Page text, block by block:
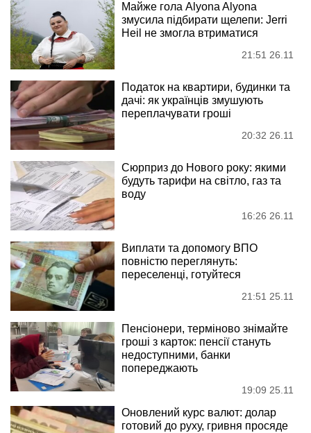
Майже гола Alyona Alyona
змусила підбирати щелепи: Jerri
Heil не змогла втриматися
21:51 26.11
Податок на квартири, будинки та
дачі: як українців змушують
переплачувати гроші
20:32 26.11
Сюрприз до Нового року: якими
будуть тарифи на світло, газ та
воду
16:26 26.11
Виплати та допомогу ВПО
повністю переглянуть:
переселенці, готуйтеся
21:51 25.11
Пенсіонери, терміново знімайте
гроші з карток: пенсії стануть
недоступними, банки
попереджають
19:09 25.11
Оновлений курс валют: долар
готовий до руху, гривня просяде